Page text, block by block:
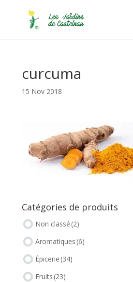
curcuma
15 Nov 2018
Catégories de produits
Non classé (2)
Aromatiques (6)
Épicerie (34)
Fruits (23)
Jardins de Castelnau -
Anthony Lasserre
Gratuit - In Google Play